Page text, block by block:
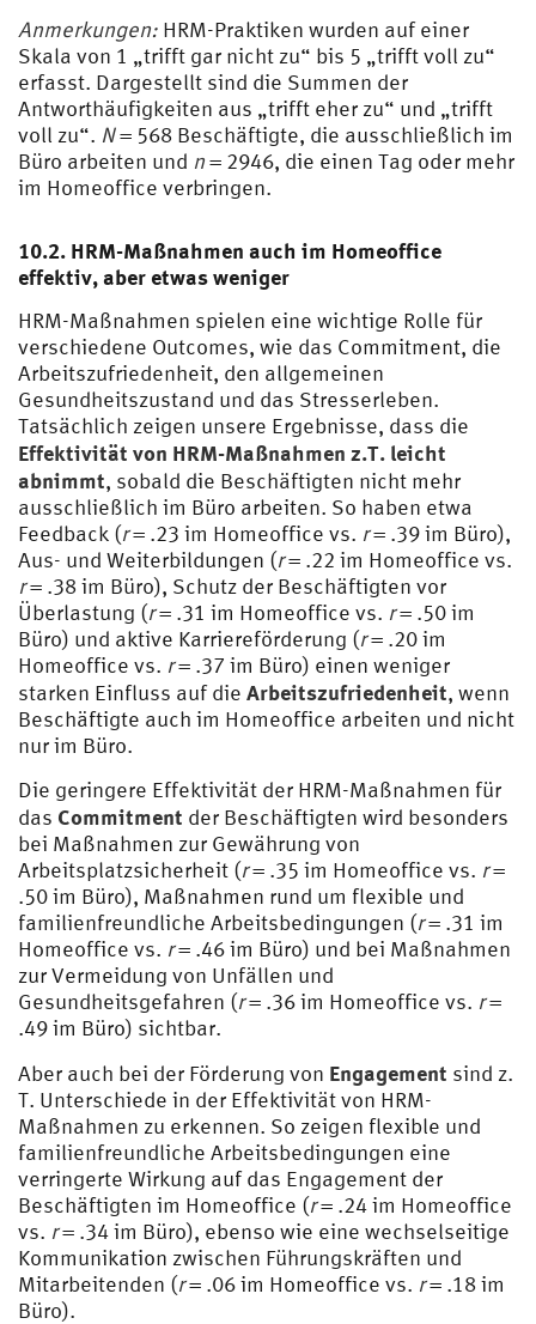
Anmerkungen: HRM-Praktiken wurden auf einer
Skala von 1 „trifft gar nicht zu“ bis 5 „trifft voll zu“
erfasst. Dargestellt sind die Summen der
Antworthäufigkeiten aus „trifft eher zu“ und „trifft
voll zu“. N= 568 Beschäftigte, die ausschließlich im
Büro arbeiten und n= 2946, die einen Tag oder mehr
im Homeoffice verbringen.
10.2. HRM-Maßnahmen auch im Homeoffice
effektiv, aber etwas weniger
HRM-Maßnahmen spielen eine wichtige Rolle für
verschiedene Outcomes, wie das Commitment, die
Arbeitszufriedenheit, den allgemeinen
Gesundheitszustand und das Stresserleben.
Tatsächlich zeigen unsere Ergebnisse, dass die
Effektivität von HRM-Maßnahmen z.T. leicht
abnimmt, sobald die Beschäftigten nicht mehr
ausschließlich im Büro arbeiten. So haben etwa
Feedback (r= .23 im Homeoffice vs. r= .39 im Büro),
Aus- und Weiterbildungen (r= .22 im Homeoffice vs.
r= .38 im Büro), Schutz der Beschäftigten vor
Überlastung (r= .31 im Homeoffice vs. r= .50 im
Büro) und aktive Karriereförderung (r= .20 im
Homeoffice vs. r= .37 im Büro) einen weniger
starken Einfluss auf die Arbeitszufriedenheit, wenn
Beschäftigte auch im Homeoffice arbeiten und nicht
nur im Büro.
Die geringere Effektivität der HRM-Maßnahmen für
das Commitment der Beschäftigten wird besonders
bei Maßnahmen zur Gewährung von
Arbeitsplatzsicherheit (r= .35 im Homeoffice vs. r=
.50 im Büro), Maßnahmen rund um flexible und
familienfreundliche Arbeitsbedingungen (r= .31 im
Homeoffice vs. r= .46 im Büro) und bei Maßnahmen
zur Vermeidung von Unfällen und
Gesundheitsgefahren (r= .36 im Homeoffice vs. r=
.49 im Büro) sichtbar.
Aber auch bei der Förderung von Engagement sind z.
T. Unterschiede in der Effektivität von HRM-
Maßnahmen zu erkennen. So zeigen flexible und
familienfreundliche Arbeitsbedingungen eine
verringerte Wirkung auf das Engagement der
Beschäftigten im Homeoffice (r= .24 im Homeoffice
vs. r= .34 im Büro), ebenso wie eine wechselseitige
Kommunikation zwischen Führungskräften und
Mitarbeitenden (r= .06 im Homeoffice vs. r= .18 im
Büro).